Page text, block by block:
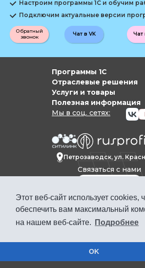
Этот веб-сайт использует cookies,
обеспечить вам максимальный
на нашем веб-сайте.
Подробнее
OK
Настроим программы 1С и обучим
Подключим актуальные версии
Обратный
звонок
Чат
Чат в VK
Петрозаводск, ул.
Связаться с нами
Мы в соц. сетях:
Политика
Программы 1С
Отраслевые решения
Услуги и товары
Полезная информация
ПРОФКЕЙС © 1992-2025.
характер и не являются
офертой